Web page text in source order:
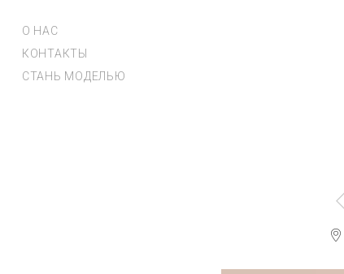
О НАС
КОНТАКТЫ
СТАНЬ МОДЕЛЬЮ